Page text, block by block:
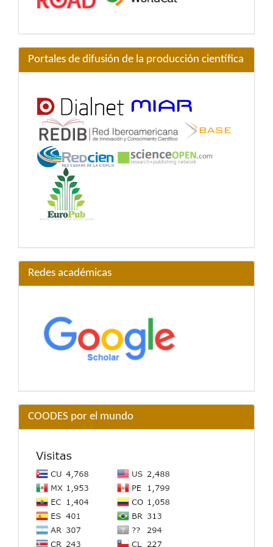
Portales de difusión de la producción científica
Redes académicas
COODES por el mundo